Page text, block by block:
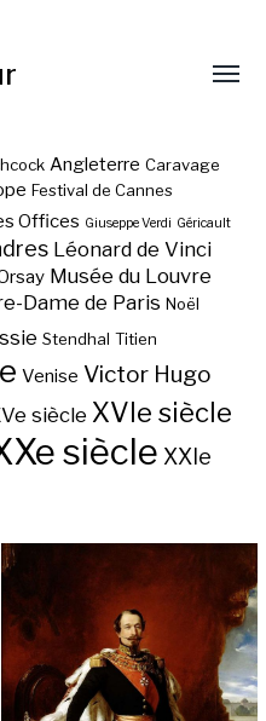
Angleterre Caravage
Festival de Cannes
Offices Giuseppe Verdi Géricault
Léonard de Vinci
Musée du Louvre
Dame de Paris Noël
Stendhal Titien
Venise Victor Hugo
siècle XVIe siècle
siècle XXIe